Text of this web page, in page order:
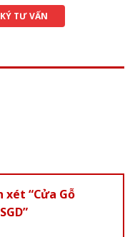
TƯ VẤN
“Cửa Gỗ